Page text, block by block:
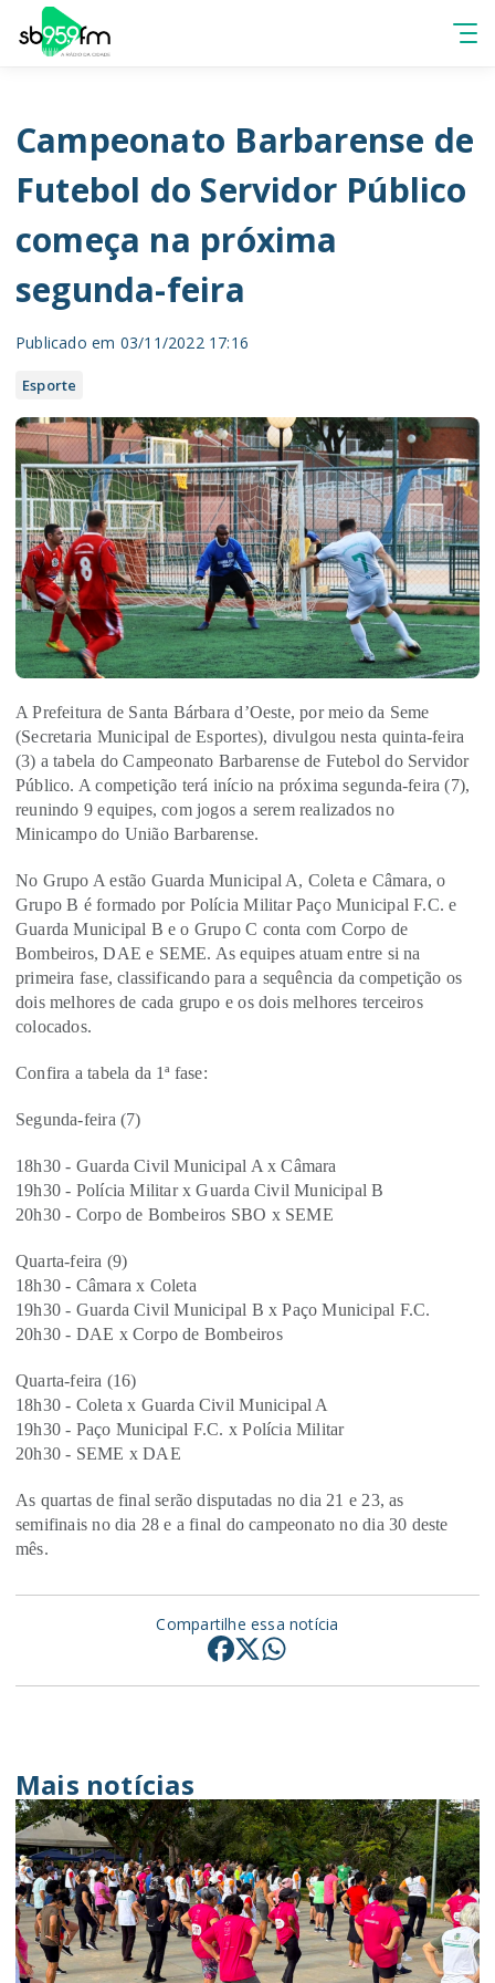
Campeonato Barbarense de
Futebol do Servidor Público
começa na próxima
segunda-feira
Publicado em 03/11/2022 17:16
Esporte
A Prefeitura de Santa Bárbara d’Oeste, por meio da Seme
(Secretaria Municipal de Esportes), divulgou nesta quinta-feira
(3) a tabela do Campeonato Barbarense de Futebol do Servidor
Público. A competição terá início na próxima segunda-feira (7),
reunindo 9 equipes, com jogos a serem realizados no
Minicampo do União Barbarense.
No Grupo A estão Guarda Municipal A, Coleta e Câmara, o
Grupo B é formado por Polícia Militar Paço Municipal F.C. e
Guarda Municipal B e o Grupo C conta com Corpo de
Bombeiros, DAE e SEME. As equipes atuam entre si na
primeira fase, classificando para a sequência da competição os
dois melhores de cada grupo e os dois melhores terceiros
colocados.
Confira a tabela da 1ª fase:
Segunda-feira (7)
18h30 - Guarda Civil Municipal A x Câmara
19h30 - Polícia Militar x Guarda Civil Municipal B
20h30 - Corpo de Bombeiros SBO x SEME
Quarta-feira (9)
18h30 - Câmara x Coleta
19h30 - Guarda Civil Municipal B x Paço Municipal F.C.
20h30 - DAE x Corpo de Bombeiros
Quarta-feira (16)
18h30 - Coleta x Guarda Civil Municipal A
19h30 - Paço Municipal F.C. x Polícia Militar
20h30 - SEME x DAE
As quartas de final serão disputadas no dia 21 e 23, as
semifinais no dia 28 e a final do campeonato no dia 30 deste
mês.
Compartilhe essa notícia
Mais notícias